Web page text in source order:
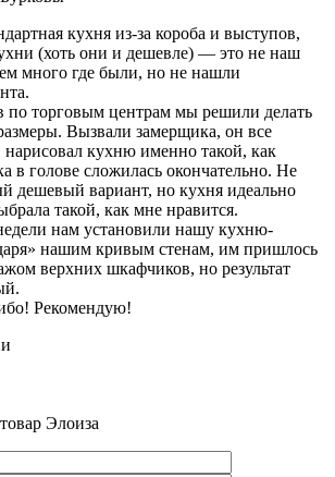
кухня из-за короба и выступов,
(хоть они и дешевле) — это не наш
много где были, но не нашли
по торговым центрам мы решили делать
Вызвали замерщика, он все
нарисовал кухню именно такой, как
в голове сложилась окончательно. Не
дешевый вариант, но кухня идеально
такой, как мне нравится.
нам установили нашу кухню-
нашим кривым стенам, им пришлось
верхних шкафчиков, но результат
Рекомендую!
Элоиза